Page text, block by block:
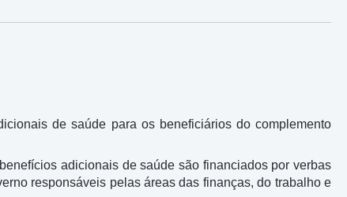
de saúde para os beneficiários do complemento
adicionais de saúde são financiados por verbas
responsáveis pelas áreas das finanças, do trabalho e